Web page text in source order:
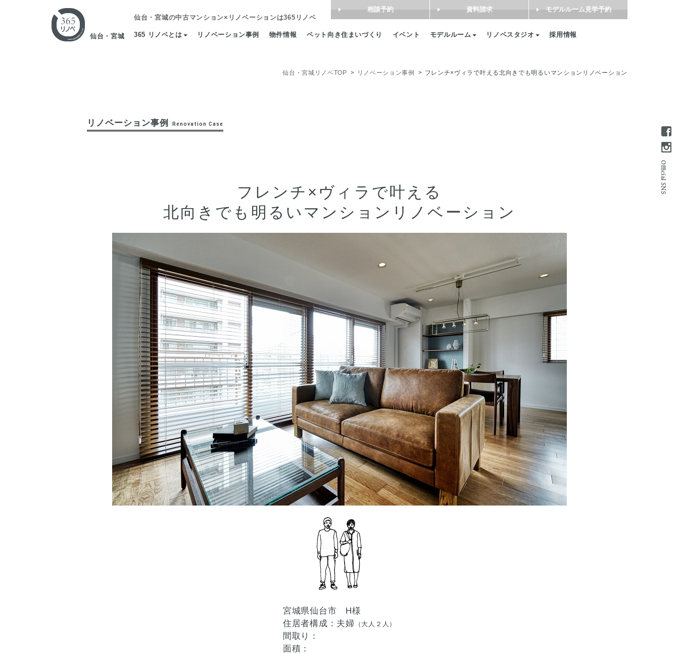
仙台・宮城
仙台・宮城の中古マンション×リノベーションは365リノベ
365 リノベとは リノベーション事例 物件情報 ペット向き住まいづくり イベント モデルルーム リノベスタジオ 採用情報
相談予約 資料請求 モデルルーム見学予約
仙台・宮城リノベTOP リノベーション事例 フレンチ×ヴィラで叶える北向きでも明るいマンションリノベーション
リノベーション事例 Renovation Case
フレンチ×ヴィラで叶える
北向きでも明るいマンションリノベーション
宮城県仙台市 H様
住居者構成：夫婦 （大人２人）
間取り：
面積：